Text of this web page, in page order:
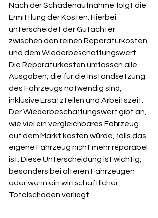
Nach der Schadenaufnahme folgt die
Ermittlung der Kosten. Hierbei
unterscheidet der Gutachter
zwischen den reinen Reparaturkosten
und dem Wiederbeschaffungswert.
Die Reparaturkosten umfassen alle
Ausgaben, die für die Instandsetzung
des Fahrzeugs notwendig sind,
inklusive Ersatzteilen und Arbeitszeit.
Der Wiederbeschaffungswert gibt an,
wie viel ein vergleichbares Fahrzeug
auf dem Markt kosten würde, falls das
eigene Fahrzeug nicht mehr reparabel
ist. Diese Unterscheidung ist wichtig,
besonders bei älteren Fahrzeugen
oder wenn ein wirtschaftlicher
Totalschaden vorliegt.